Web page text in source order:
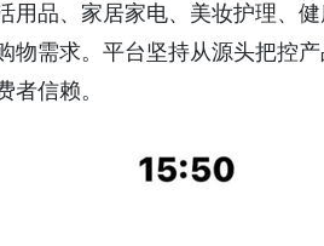
用品、家居家电、美妆护理、
物需求。平台坚持从源头把控
者信赖。